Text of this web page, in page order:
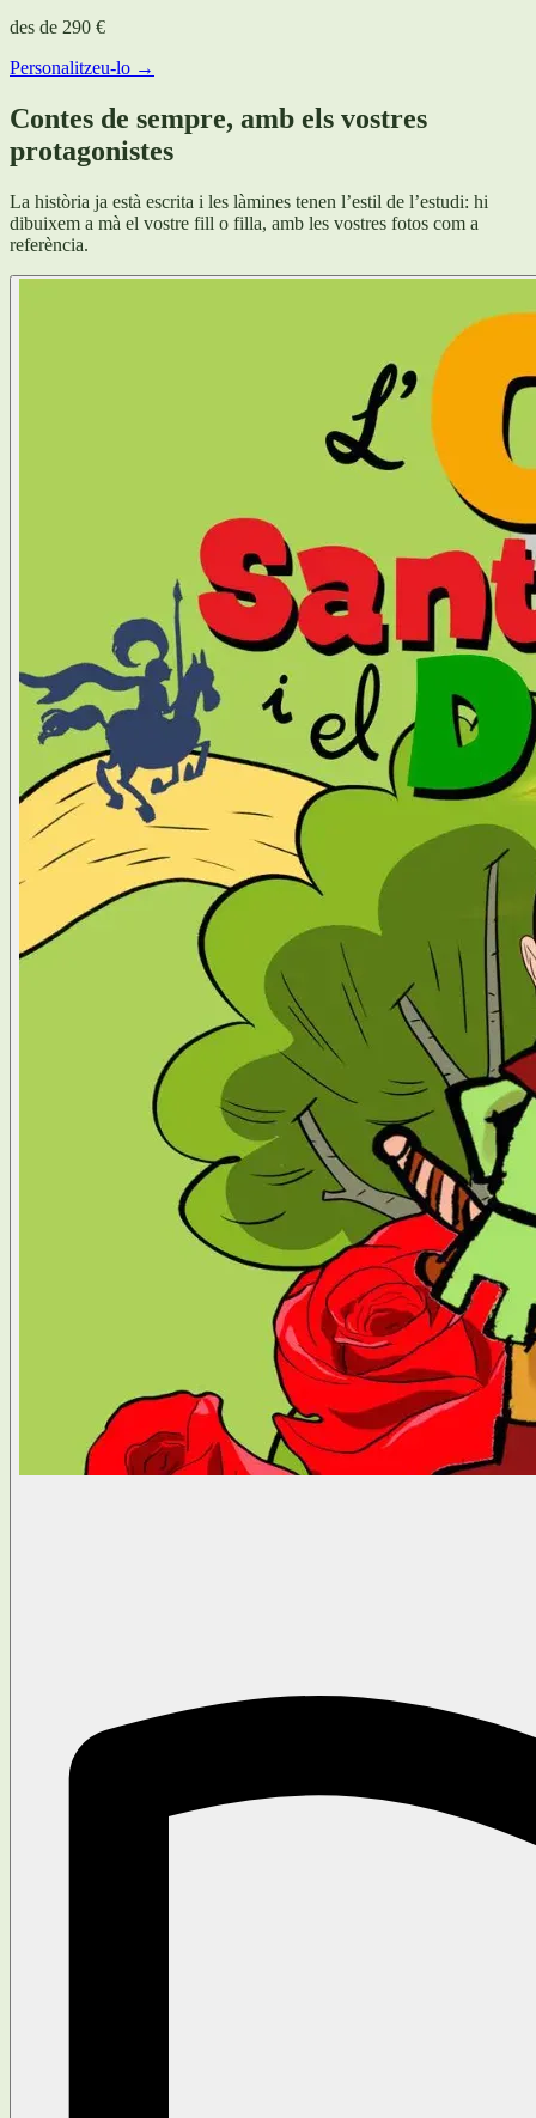
des de 290 €
Personalitzeu-lo →
Contes de sempre, amb els vostres
protagonistes
La història ja està escrita i les làmines tenen l’estil de l’estudi: hi
dibuixem a mà el vostre fill o filla, amb les vostres fotos com a
referència.